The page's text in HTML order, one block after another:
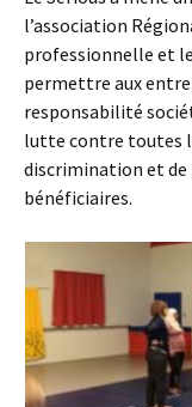
l’association
professionnelle et
permettre aux
responsabilité
lutte contre toutes
discrimination et de
bénéficiaires.